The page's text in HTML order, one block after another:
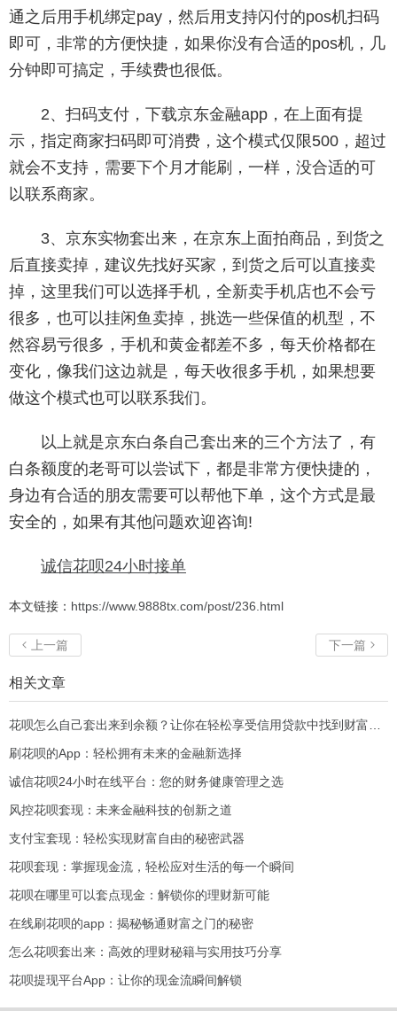
通之后用手机绑定pay，然后用支持闪付的pos机扫码
即可，非常的方便快捷，如果你没有合适的pos机，几
分钟即可搞定，手续费也很低。
2、扫码支付，下载京东金融app，在上面有提
示，指定商家扫码即可消费，这个模式仅限500，超过
就会不支持，需要下个月才能刷，一样，没合适的可
以联系商家。
3、京东实物套出来，在京东上面拍商品，到货之
后直接卖掉，建议先找好买家，到货之后可以直接卖
掉，这里我们可以选择手机，全新卖手机店也不会亏
很多，也可以挂闲鱼卖掉，挑选一些保值的机型，不
然容易亏很多，手机和黄金都差不多，每天价格都在
变化，像我们这边就是，每天收很多手机，如果想要
做这个模式也可以联系我们。
以上就是京东白条自己套出来的三个方法了，有
白条额度的老哥可以尝试下，都是非常方便快捷的，
身边有合适的朋友需要可以帮他下单，这个方式是最
安全的，如果有其他问题欢迎咨询!
诚信花呗24小时接单
本文链接： https://www.9888tx.com/post/236.html
 上一篇 下一篇 
相关文章
刷花呗的App：轻松拥有未来的金融新选择
诚信花呗24小时在线平台：您的财务健康管理之选
风控花呗套现：未来金融科技的创新之道
支付宝套现：轻松实现财富自由的秘密武器
花呗套现：掌握现金流，轻松应对生活的每一个瞬间
花呗在哪里可以套点现金：解锁你的理财新可能
在线刷花呗的app：揭秘畅通财富之门的秘密
怎么花呗套出来：高效的理财秘籍与实用技巧分享
花呗提现平台App：让你的现金流瞬间解锁